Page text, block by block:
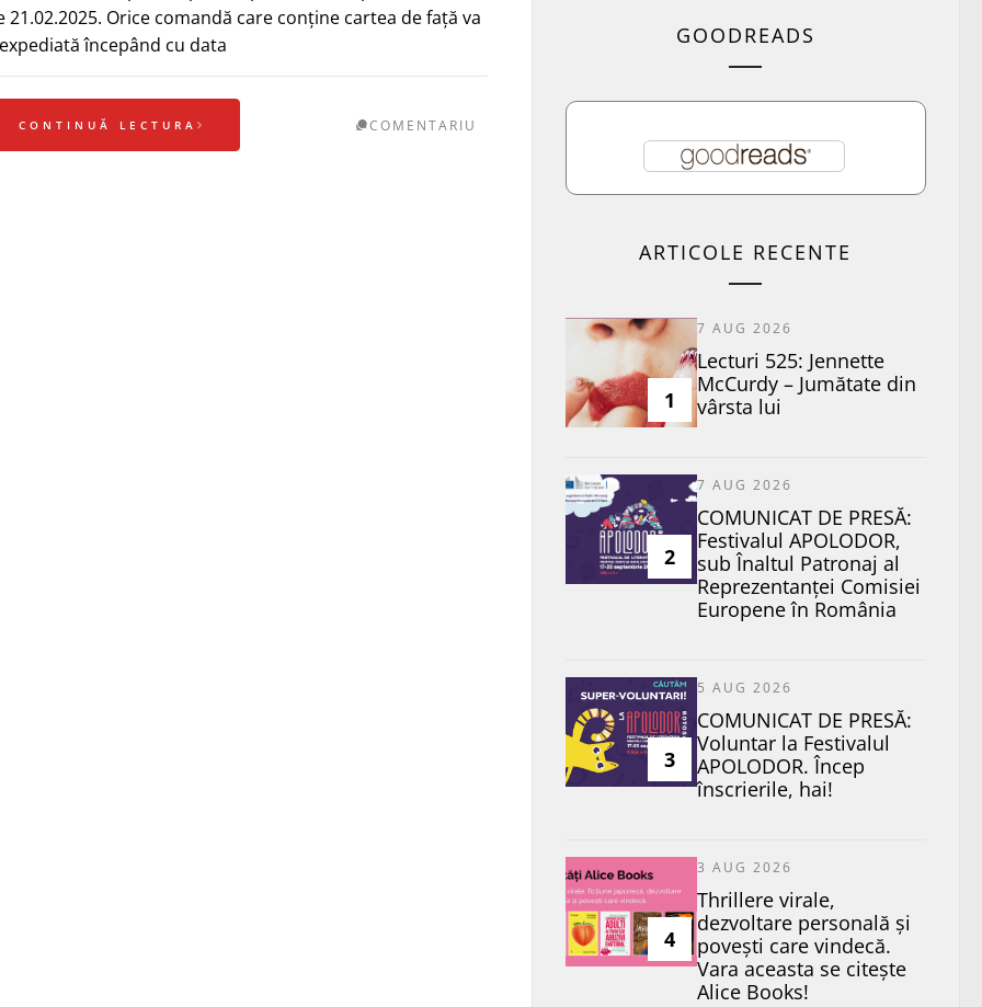
21.02.2025. Orice comandă care conține cartea de față va
începând cu data
CONTINUĂ LECTURA COMENTARIU
GOODREADS
ARTICOLE RECENTE
1
7 AUG 2026
Lecturi 525: Jennette
McCurdy – Jumătate din
vârsta lui
2
7 AUG 2026
COMUNICAT DE PRESĂ:
Festivalul APOLODOR,
sub Înaltul Patronaj al
Reprezentanței Comisiei
Europene în România
3
5 AUG 2026
COMUNICAT DE PRESĂ:
Voluntar la Festivalul
APOLODOR. Încep
înscrierile, hai!
4
3 AUG 2026
Thrillere virale,
dezvoltare personală și
povești care vindecă.
Vara aceasta se citește
Alice Books!